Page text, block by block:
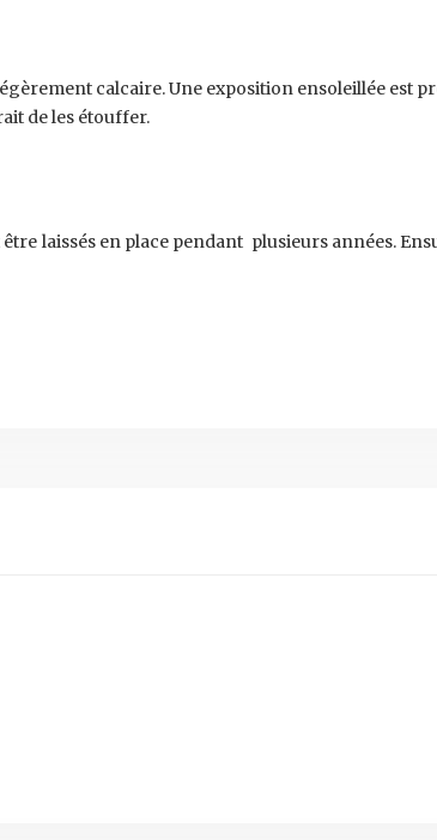
calcaire. Une exposition ensoleillée est
de les étouffer.
laissés en place pendant plusieurs années.